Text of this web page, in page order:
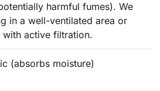
harmful fumes). We
in a well-ventilated area or
with active filtration.
(absorbs moisture)